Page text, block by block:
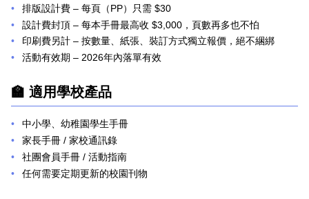
排版設計費 – 每頁（PP）只需 $30
設計費封頂 – 每本手冊最高收 $3,000，頁數再多也不怕
印刷費另計 – 按數量、紙張、裝訂方式獨立報價，絕不綑綁
活動有效期 – 2026年內落單有效
🏫 適用學校產品
中小學、幼稚園學生手冊
家長手冊 / 家校通訊錄
社團會員手冊 / 活動指南
任何需要定期更新的校園刊物